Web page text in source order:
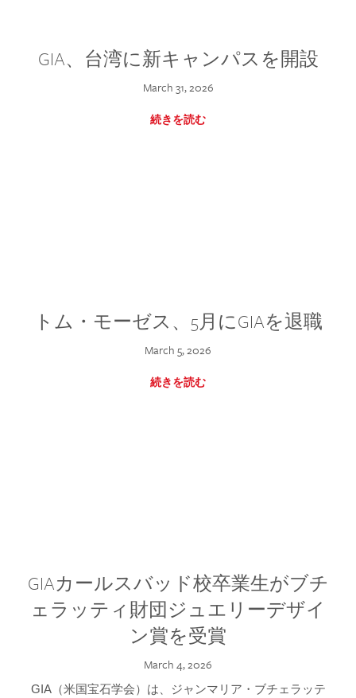
GIA、台湾に新キャンパスを開設
March 31, 2026
続きを読む
トム・モーゼス、5月にGIAを退職
March 5, 2026
続きを読む
GIAカールスバッド校卒業生がブチ
ェラッティ財団ジュエリーデザイ
ン賞を受賞
March 4, 2026
GIA（米国宝石学会）は、ジャンマリア・ブチェラッテ